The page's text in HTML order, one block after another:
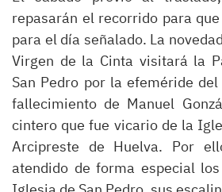
repasarán el recorrido para
para el día señalado. La
Virgen de la Cinta visitará la
San Pedro por la efeméride
fallecimiento de Manuel
cintero que fue vicario de la
Arcipreste de Huelva. Por
atendido de forma especial